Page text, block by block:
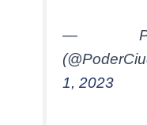
—
1, 2023